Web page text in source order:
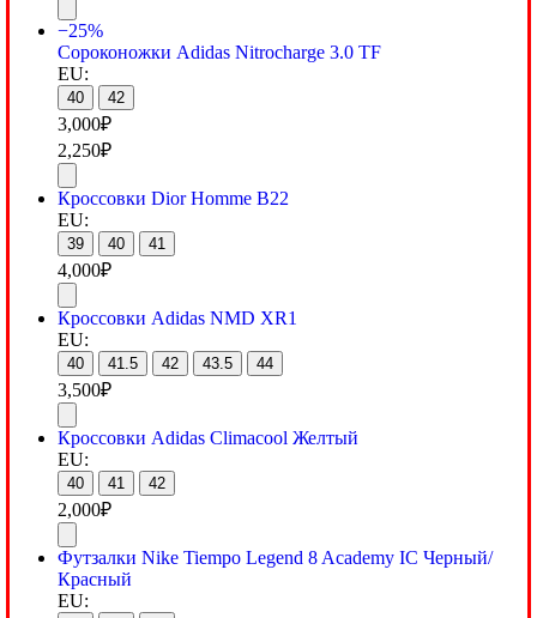
−25%
Сороконожки Adidas Nitrocharge 3.0 TF
EU:
40 42
3,000₽
2,250₽
Кроссовки Dior Homme B22
EU:
39 40 41
4,000₽
Кроссовки Adidas NMD XR1
EU:
40 41.5 42 43.5 44
3,500₽
Кроссовки Adidas Climacool Желтый
EU:
40 41 42
2,000₽
Футзалки Nike Tiempo Legend 8 Academy IC Черный/
Красный
EU: